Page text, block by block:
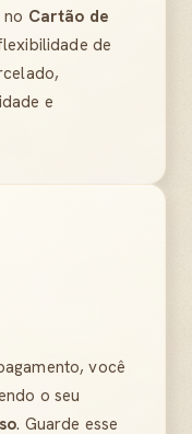
no Cartão de
de
e
você
o seu
. Guarde esse